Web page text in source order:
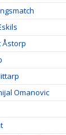
Åstorp
Omanovic